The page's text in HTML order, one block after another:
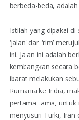
berbeda-beda,
Istilah yang dipakai di
‘jalan’ dan ‘rim’
ini. Jalan ini adalah
kembangkan secara
ibarat melakukan
Rumania ke India,
pertama-tama, untuk
menyusuri Turki, Iran